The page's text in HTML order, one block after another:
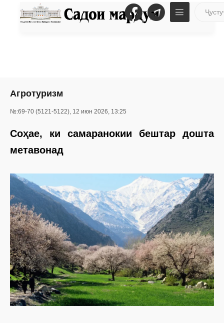
Агротуризм
№:69-70 (5121-5122), 12 июн 2026, 13:25
Соҳае, ки самаранокии бештар дошта
метавонад